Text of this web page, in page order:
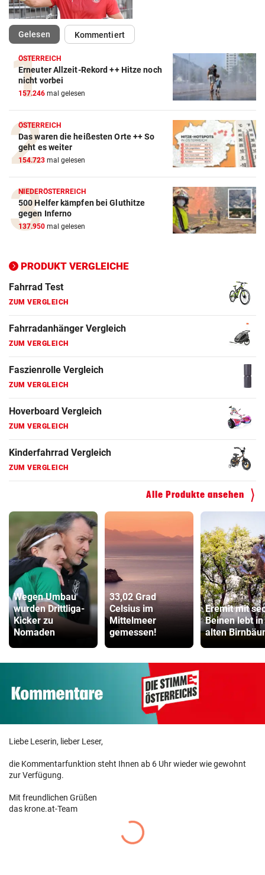
Gelesen(ausgewählt)Kommentiert
ÖSTERREICH
Erneuter Allzeit-Rekord ++ Hitze noch
nicht vorbei
157.246 mal gelesen
ÖSTERREICH
Das waren die heißesten Orte ++ So
geht es weiter
154.723 mal gelesen
NIEDERÖSTERREICH
500 Helfer kämpfen bei Gluthitze
gegen Inferno
137.950 mal gelesen
PRODUKT VERGLEICHE
Action-Cam Vergleich
ZUM VERGLEICH
Crosstrainer Vergleich
ZUM VERGLEICH
E-Bike Vergleich
ZUM VERGLEICH
Elektro-Scooter Vergleich
ZUM VERGLEICH
ZUM VERGLEICH
Fahrrad Test
ZUM VERGLEICH
Fahrradanhänger Vergleich
ZUM VERGLEICH
Faszienrolle Vergleich
ZUM VERGLEICH
Hoverboard Vergleich
ZUM VERGLEICH
Kinderfahrrad Vergleich
ZUM VERGLEICH
Alle Produkte ansehen
Wegen Umbau
wurden Drittliga-
Kicker zu
Nomaden
33,02 Grad
Celsius im
Mittelmeer
gemessen!
Eremit mit
Beinen lebt in
alten
Liebe Leserin, lieber Leser,
die Kommentarfunktion steht Ihnen ab 6 Uhr wieder wie gewohnt
zur Verfügung.
Mit freundlichen Grüßen
das krone.at-Team